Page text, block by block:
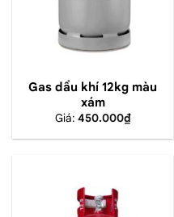
Gas dầu khí 12kg màu
xám
Giá: 450.000₫